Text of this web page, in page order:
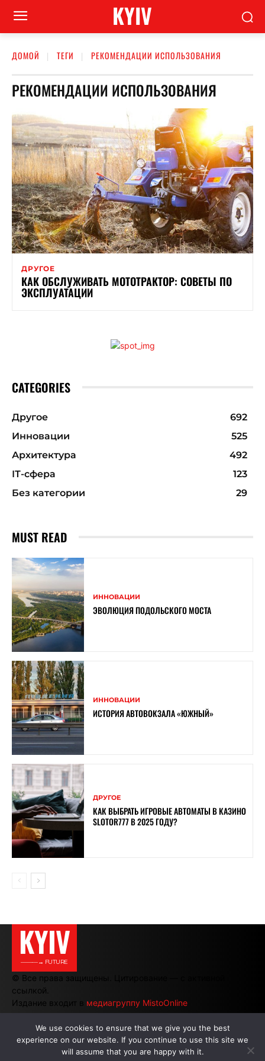
KYIV
ДОМОЙ ТЕГИ РЕКОМЕНДАЦИИ ИСПОЛЬЗОВАНИЯ
РЕКОМЕНДАЦИИ ИСПОЛЬЗОВАНИЯ
ДРУГОЕ
КАК ОБСЛУЖИВАТЬ МОТОТРАКТОР: СОВЕТЫ ПО
ЭКСПЛУАТАЦИИ
CATEGORIES
Другое
692
Инновации
525
Архитектура
492
ІТ-сфера
123
Без категории
29
MUST READ
ИННОВАЦИИ
ЭВОЛЮЦИЯ ПОДОЛЬСКОГО МОСТА
ИННОВАЦИИ
ИСТОРИЯ АВТОВОКЗАЛА «ЮЖНЫЙ»
ДРУГОЕ
КАК ВЫБРАТЬ ИГРОВЫЕ АВТОМАТЫ В КАЗИНО
SLOTOR777 В 2025 ГОДУ?
KYIV
———→ FUTURE
© Все права защищены. Цитирование — с активной
ссылкой.
Издание входит в медиагруппу MistoOnline
АВТОРЫ | РЕКЛАМА НА САЙТЕ
We use cookies to ensure that we give you the best
experience on our website. If you continue to use this site we
will assume that you are happy with it.